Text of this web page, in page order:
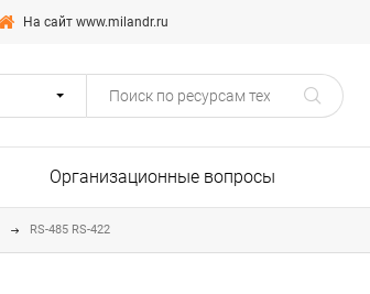
На сайт www.milandr.ru
Организационные вопросы
RS-485 RS-422